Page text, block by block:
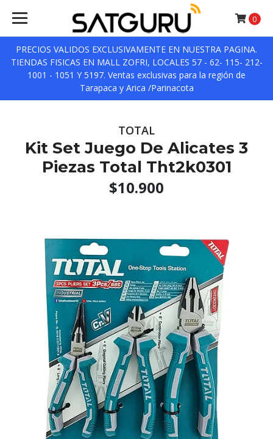
PRECIOS VALIDOS EXCLUSIVAMENTE EN NUESTRA PAGINA.
TIENDAS FISICAS EN MALL ZOFRI, LOCALES 57 - 62- 115- 212-
1001 - 1051 Y 5197. Ventas exclusivas para la región de
Tarapaca y Arica /Parinacota
0
TOTAL
Kit Set Juego De Alicates 3
Piezas Total Tht2k0301
$10.900